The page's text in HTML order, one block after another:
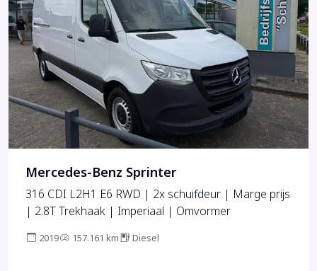
Mercedes-Benz Sprinter
316 CDI L2H1 E6 RWD | 2x schuifdeur | Marge prijs
| 2.8T Trekhaak | Imperiaal | Omvormer
2019 157.161 km Diesel